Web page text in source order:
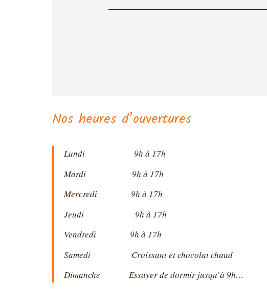
Nos heures d’ouvertures
Lundi 9h à 17h
Mardi 9h à 17h
Mercredi 9h à 17h
Jeudi 9h à 17h
Vendredi 9h à 17h
Samedi Croissant et chocolat chaud
Dimanche Essayer de dormir jusqu’à 9h…